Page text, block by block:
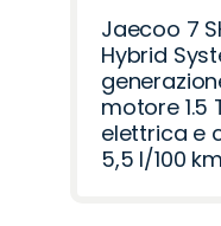
Jaecoo 7
Hybrid
motore 1.5
elettrica e
5,5 l/100